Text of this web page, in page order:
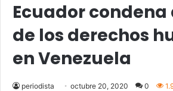
Ecuador
de los derechos
en Venezuela
periodista octubre 20, 2020 0